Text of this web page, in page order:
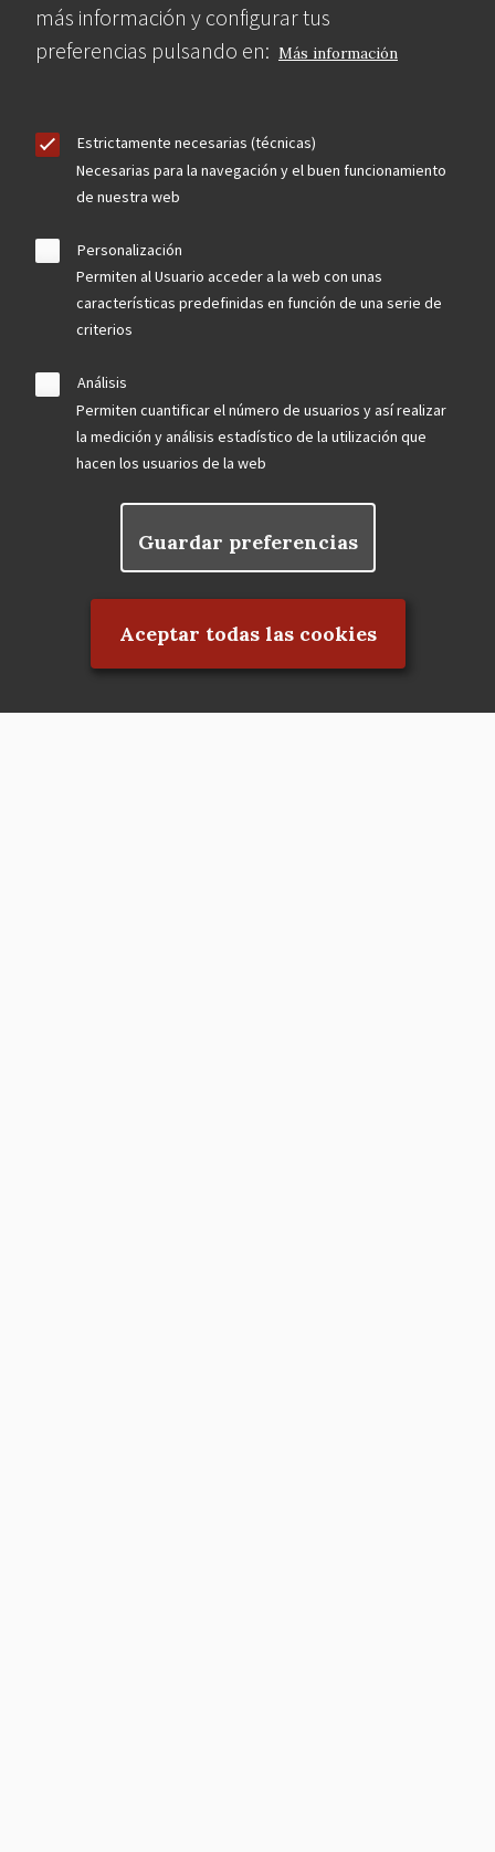
más información y configurar tus
preferencias pulsando en: Más información
Estrictamente necesarias (técnicas)
Necesarias para la navegación y el buen funcionamiento
de nuestra web
Personalización
Permiten al Usuario acceder a la web con unas
características predefinidas en función de una serie de
criterios
Análisis
Permiten cuantificar el número de usuarios y así realizar
la medición y análisis estadístico de la utilización que
hacen los usuarios de la web
Guardar preferencias
Aceptar todas las cookies